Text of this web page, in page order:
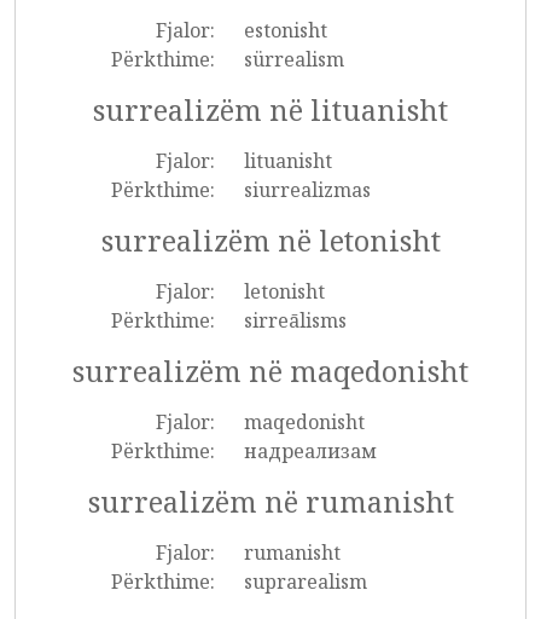
Fjalor:
estonisht
Përkthime:
sürrealism
surrealizëm në lituanisht
Fjalor:
lituanisht
Përkthime:
siurrealizmas
surrealizëm në letonisht
Fjalor:
letonisht
Përkthime:
sirreālisms
surrealizëm në maqedonisht
Fjalor:
maqedonisht
Përkthime:
надреализам
surrealizëm në rumanisht
Fjalor:
rumanisht
Përkthime:
suprarealism